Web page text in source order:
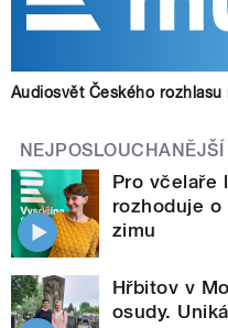
Audiosvět Českého rozhlasu
NEJPOSLOUCHANĚJŠÍ
Pro včelaře
rozhoduje
zimu
Hřbitov v
osudy.